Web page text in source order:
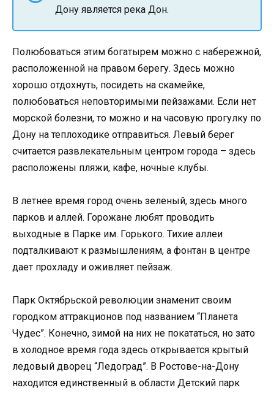
Дону является река Дон.
Полюбоваться этим богатырем можно с набережной,
расположенной на правом берегу. Здесь можно
хорошо отдохнуть, посидеть на скамейке,
полюбоваться неповторимыми пейзажами. Если нет
морской болезни, то можно и на часовую прогулку по
Дону на теплоходике отправиться. Левый берег
считается развлекательным центром города – здесь
расположены пляжи, кафе, ночные клубы.
В летнее время город очень зеленый, здесь много
парков и аллей. Горожане любят проводить
выходные в Парке им. Горького. Тихие аллеи
подталкивают к размышлениям, а фонтан в центре
дает прохладу и оживляет пейзаж.
Парк Октябрьской революции знаменит своим
городком аттракционов под названием “Планета
Чудес”. Конечно, зимой на них не покататься, но зато
в холодное время года здесь открывается крытый
ледовый дворец “Ледоград”. В Ростове-на-Дону
находится единственный в области Детский парк